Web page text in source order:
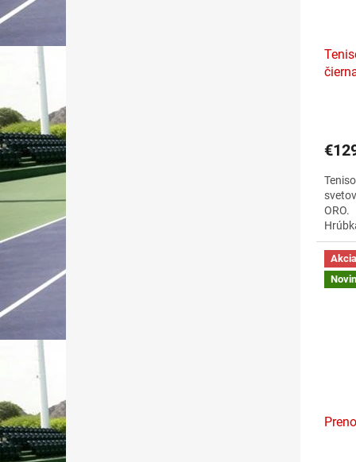
ORO.
bez
PPHT
Akcia